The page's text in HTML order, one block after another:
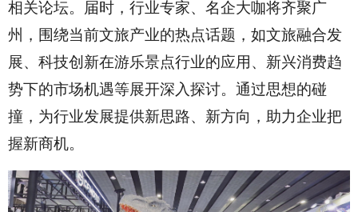
相关论坛。届时，行业专家、名企大咖将齐聚广
州，围绕当前文旅产业的热点话题，如文旅融合发
展、科技创新在游乐景点行业的应用、新兴消费趋
势下的市场机遇等展开深入探讨。通过思想的碰
撞，为行业发展提供新思路、新方向，助力企业把
握新商机。